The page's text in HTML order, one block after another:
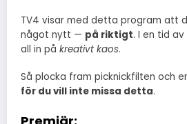
TV4 visar med detta program att
något nytt — på riktigt. I en tid
all in på kreativt kaos.
Så plocka fram picknickfilten och
för du vill inte missa detta.